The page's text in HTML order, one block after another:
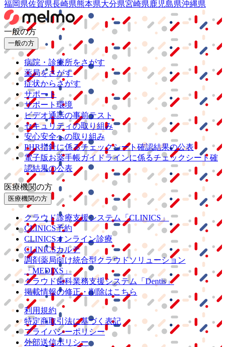
福岡県佐賀県長崎県熊本県大分県宮崎県鹿児島県沖縄県
一般の方
一般の方
病院・診療所をさがす
薬局をさがす
症状からさがす
サポート
サポート環境
ビデオ通話の事前テスト
セキュリティの取り組み
安心安全への取り組み
PHR指針に係るチェックシート確認結果の公表
電子版お薬手帳ガイドラインに係るチェックシート確
認結果の公表
医療機関の方
医療機関の方
クラウド診療支援システム
「CLINICS」
CLINICS予約
CLINICSオンライン診療
CLINICSカルテ
調剤薬局向け統合型クラウドソリューション
「MEDIXS」
クラウド歯科業務支援システム
「Dentis」
掲載情報の修正・削除はこちら
利用規約
特定商取引法に基づく表記
プライバシーポリシー
外部送信ポリシー